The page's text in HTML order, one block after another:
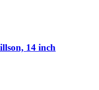
14 inch